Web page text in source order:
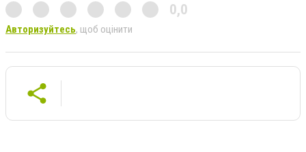
0,0
Авторизуйтесь, щоб оцінити